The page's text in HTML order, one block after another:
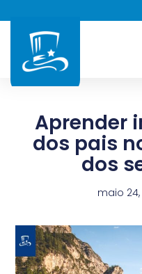
Aprender
dos pais
dos
maio 24,